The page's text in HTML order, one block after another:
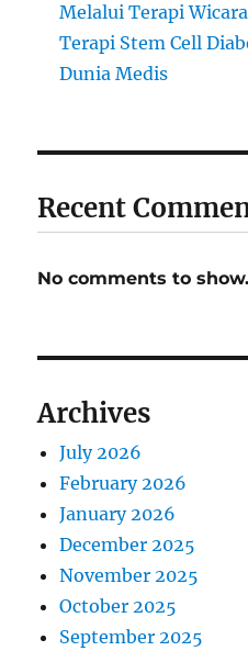
Melalui Terapi Wicara
Terapi Stem Cell
Dunia Medis
Recent
No comments to show.
Archives
July 2026
February 2026
January 2026
December 2025
November 2025
October 2025
September 2025